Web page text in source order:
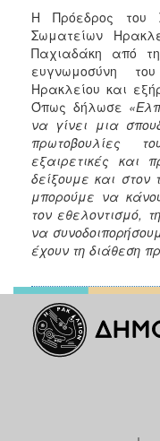
Η Πρόεδρος του
Σωματείων
Παχιαδάκη από
ευγνωμοσύνη
Ηρακλείου και
Όπως δήλωσε
να γίνει μια
πρωτοβουλίες
εξαιρετικές και
δείξουμε και
μπορούμε να
τον εθελοντισμό,
να
έχουν τη διάθεση